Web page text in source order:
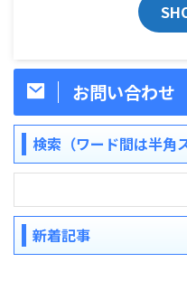
お問い合わせ
検索（ワード間は半角
新着記事